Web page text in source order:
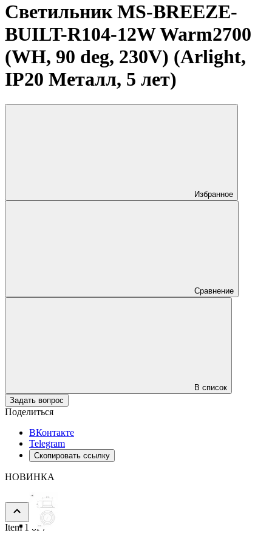
Светильник MS-BREEZE-
BUILT-R104-12W Warm2700
(WH, 90 deg, 230V) (Arlight,
IP20 Металл, 5 лет)
Избранное
Сравнение
В список
Задать вопрос
Поделиться
ВКонтакте
Telegram
Скопировать ссылку
НОВИНКА
Item 1 of 7